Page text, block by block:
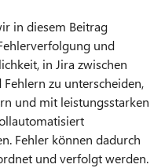
in diesem Beitrag
und
in Jira zwischen
zu unterscheiden,
und mit leistungsstarken
Fehler können dadurch
und verfolgt werden.